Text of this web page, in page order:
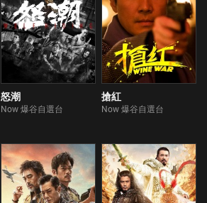
怒潮
Now 爆谷自選台
搶紅
Now 爆谷自選台